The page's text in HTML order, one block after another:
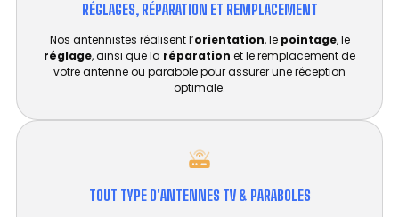
RÉGLAGES, RÉPARATION ET REMPLACEMENT​
Nos antennistes réalisent l’orientation, le pointage, le
réglage, ainsi que la réparation et le remplacement de
votre antenne ou parabole pour assurer une réception
optimale.
TOUT TYPE D'ANTENNES TV & PARABOLES